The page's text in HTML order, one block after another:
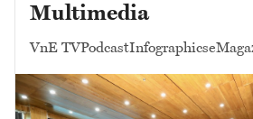
Multimedia
VnE TVPodcastInfographics